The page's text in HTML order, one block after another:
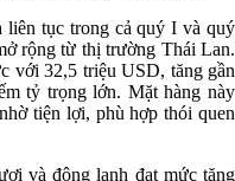
tục trong cả quý I và quý
rộng từ thị trường Thái Lan.
với 32,5 triệu USD, tăng gần
tỷ trọng lớn. Mặt hàng này
tiện lợi, phù hợp thói quen
và đông lạnh đạt mức tăng